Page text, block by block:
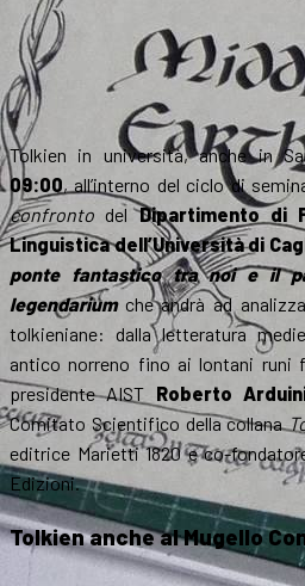
Tolkien in università, anche in
09:00, all’interno del ciclo di
confronto delDipartimento di
Linguistica dell’Università di
ponte fantastico tra noi e il
legendariumche andrà ad
tolkieniane: dalla letteratura
antico norreno fino ai lontani runi
presidente AIST Roberto
Comitato Scientifico della collana
editrice Marietti 1820 e co-
Edizioni.
Tolkien anche al Mugello